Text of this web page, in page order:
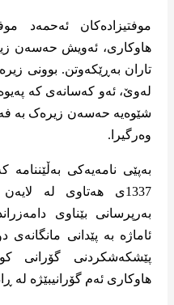
موفتیزادەکان ئەحمەد
هاوکاری، ئەویش حەسەن
تاران بەڕێکەوتن. بوونی
لەوێ، ئەو کەسانەی کە
شێوەیە حەسەن زیرەک بە
وەرگیرا.
1337ی هەتاوی لە
بەرپرسانی بێناوی
ئاماژە بە پێدانی
پێشکەشکردنی گۆرانی
هاوکاری ئەم گۆرانیبێژە لە